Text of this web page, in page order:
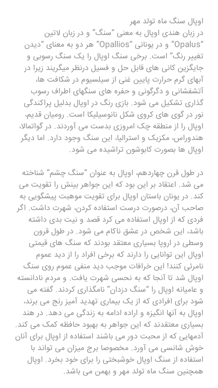
اوپال سنگ ماه تولد مهر
در زبان هندی اوپال به معنی “سنگ” و در زبان لاتین
“Opalus” و در یونانی “Opallios” هر دو به معنای “دیدن
تغییر رنگ” است. برخی سنگ اوپال را یک سنگ رسوبی و
جایگزین کانی های قابل حل و فسیل درنظر میگریند زیرا در
آبهای گرم حرارت پایین غنی از سیلسیوم در شکافت ها،
آتشفشانی و دگرگونی و حفره های سنگهای اطراف رسوب
گذاری تشکیل می شود. بازی رنگ در اوپال بدليل پراکندگی
نور در گوی های کروی شکل نانوسیلیکا است. رومیان قدیم،
اوپال را از منطقه چک امروزی بدست می آوردند. در گواتمالا،
هندوراس، مکزیک و استراليا، این سنگ وجود دارد. اما دیگر
اوپال ها بصورت کابوشون تراشیده می شود.
در طول قرن چهاردهم، اوپال به عنوان “سنگ چشم” شناخته
می شد. اعتقاد بر این بود که این جواهر بینش را تقویت می
کند. در یونان باستان اوپال برای تقویت موهبت پیشگویی به
صاحب آن، درصورت درست استفاده کردن، شهرت داشت. اگر
فردی که از اوپال استفاده می کرد قصد و نیت بدی داشته
باشد، این شخص در عشق ناکام می شود. در طول قرون
وسطی در اروپا بسیاری معتقد بودند که سنگ های قیمتی
اوپال این توانایی را دارند که برخی افراد را از دید عموم
نامرئی کنند! این خرافات موجب دید منفی عموم روی سنگ
اوپال شد تا آنجا که به نحسی شهرت یافت. و مردم نادانسته
و عامیانه اوپال را “سنگ دزدان” نامگذاری کردند. گفته می
شود برای افرادی که از یک بیماری تهدید آمیز رنج می برند،
اوپال به آنها انگیزه و اراده ادامه به زندگی می دهد. در هند
بسیاری معتقدند که این جواهر به بهبود حافظه کمک می کند.
آدمهایی که از محبت دور می باشند استفاده از اوپال برای آنان
خوش شانسی می آورد. مخصوصا برج میزان می تواند با
استفاده از سنگ اوپال خوشبختی را برای خود بخرد. اوپال
همچنین سنگ ماه تولد مهر و بهمن می باشد.